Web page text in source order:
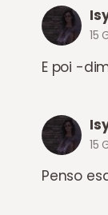
15
E poi -
15
Penso